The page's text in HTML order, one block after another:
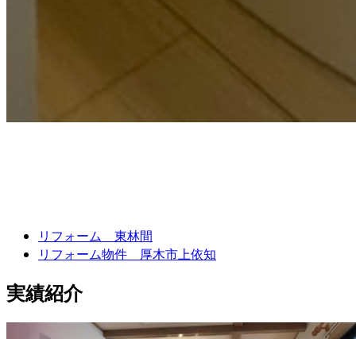
リフォーム 東林間
リフォーム物件 厚木市上依知
実績紹介